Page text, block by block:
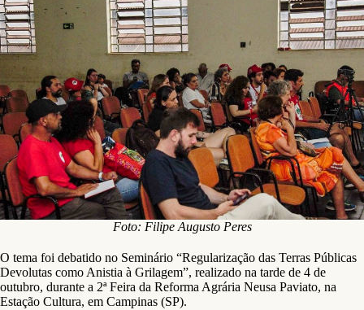
Foto: Filipe Augusto Peres
O tema foi debatido no Seminário “Regularização das Terras Públicas
Devolutas como Anistia à Grilagem”, realizado na tarde de 4 de
outubro, durante a 2ª Feira da Reforma Agrária Neusa Paviato, na
Estação Cultura, em Campinas (SP).